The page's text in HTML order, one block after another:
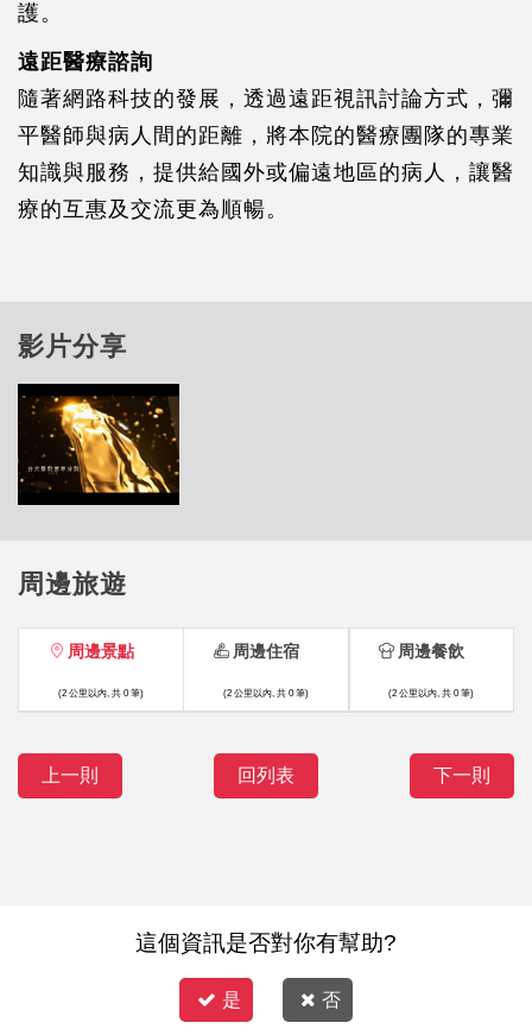
護。
遠距醫療諮詢
隨著網路科技的發展，透過遠距視訊討論方式，彌
平醫師與病人間的距離，將本院的醫療團隊的專業
知識與服務，提供給國外或偏遠地區的病人，讓醫
療的互惠及交流更為順暢。
影片分享
周邊旅遊
周邊景點
(2 公里以內, 共 0 筆)
周邊住宿
(2 公里以內, 共 0 筆)
周邊餐飲
(2 公里以內, 共 0 筆)
上一則 回列表 下一則
這個資訊是否對你有幫助?
是 否